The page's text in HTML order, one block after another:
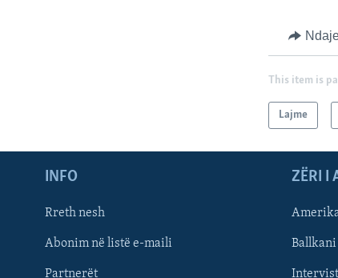
This item is
Lajme
INFO
Rreth nesh
Abonim në listë e-maili
Partnerët
ZËRI I
Ballkani